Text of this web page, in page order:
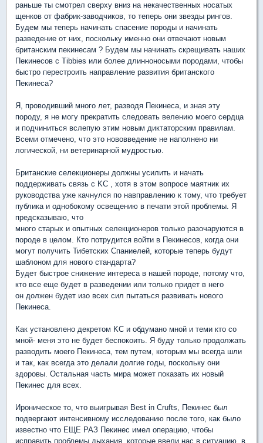
раньше ты смотрел сверху вниз на некачественных носатых
щенков от фабрик-заводчиков, то теперь они звезды рингов.
Будем мы теперь начинать спасение породы и начинать
разведение от них, поскольку именно они отвечают новым
британским пекинесам ? Будем мы начинать скрещивать наших
Пекинесов с Tibbies или более длинноносыми породами, чтобы
быстро перестроить направление развития британского
Пекинеса?
Я, проводивший много лет, разводя Пекинеса, и зная эту
породу, я не могу прекратить следовать велению моего сердца
и подчиниться вслепую этим новым диктаторским правилам.
Всеми отмечено, что это нововведение не наполнено ни
логической, ни ветеринарной мудростью.
Британские селекционеры должны усилить и начать
поддерживать связь с KC , хотя в этом вопросе маятник их
руководства уже качнулся по навправлению к тому, что требует
публика и однобокому освещению в печати этой проблемы. Я
предсказываю, что
много старых и опытных селекционеров только разочаруются в
породе в целом. Кто потрудится войти в Пекинесов, когда они
могут получить Тибетских Спаниелей, которые теперь будут
шаблоном для нового стандарта?
Будет быстрое снижение интереса в нашей породе, потому что,
кто все еще будет в разведении или только придет в него
он должен будет изо всех сил пытаться развивать нового
Пекинеса.
Как установлено декретом KC и обдумано мной и теми кто со
мной- меня это не будет беспокоить. Я буду только продолжать
разводить моего Пекинеса, тем путем, которым мы всегда шли
и так, как всегда это делали долгие годы, поскольку они
здоровы. Остальная часть мира может показать их новый
Пекинес для всех.
Ироническое то, что выигрывая Best in Crufts, Пекинес был
подвергают интенсивному исследованию после того, как было
известно что ЕЩЕ РАЗ Пекинес имел операцию, чтобы
исправить проблемы дыхания, которые ввели нас в ситуацию, в